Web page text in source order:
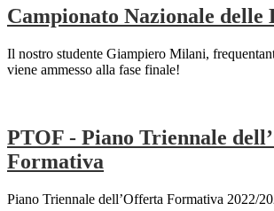
Campionato Nazionale delle
Il nostro studente Giampiero Milani,
viene ammesso alla fase finale!
PTOF - Piano Triennale
Formativa
Piano Triennale dell’Offerta Formativa 2022/